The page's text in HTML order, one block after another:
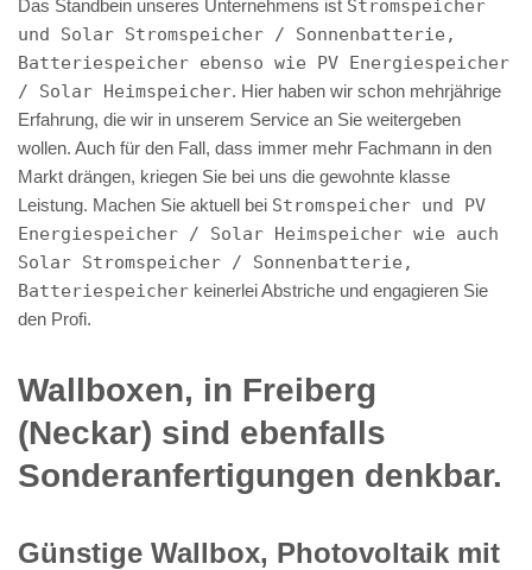
Das Standbein unseres Unternehmens ist Stromspeicher
und Solar Stromspeicher / Sonnenbatterie,
Batteriespeicher ebenso wie PV Energiespeicher
/ Solar Heimspeicher. Hier haben wir schon mehrjährige
Erfahrung, die wir in unserem Service an Sie weitergeben
wollen. Auch für den Fall, dass immer mehr Fachmann in den
Markt drängen, kriegen Sie bei uns die gewohnte klasse
Leistung. Machen Sie aktuell bei Stromspeicher und PV
Energiespeicher / Solar Heimspeicher wie auch
Solar Stromspeicher / Sonnenbatterie,
Batteriespeicher keinerlei Abstriche und engagieren Sie
den Profi.
Wallboxen, in Freiberg
(Neckar) sind ebenfalls
Sonderanfertigungen denkbar.
Günstige Wallbox, Photovoltaik mit